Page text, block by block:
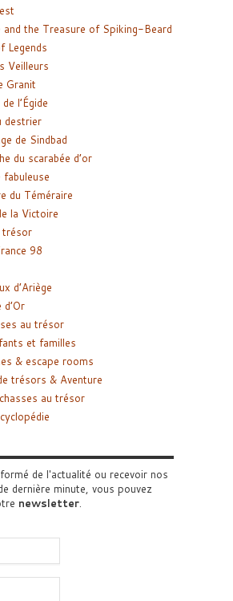
and the Treasure of Spiking-Beard
Legends
Veilleurs
Granit
l’Égide
destrier
de Sindbad
du scarabée d’or
fabuleuse
du Téméraire
la Victoire
trésor
98
d’Ariège
au trésor
et familles
& escape rooms
trésors & Aventure
au trésor
de l'actualité ou recevoir nos
dernière minute, vous pouvez
newsletter.